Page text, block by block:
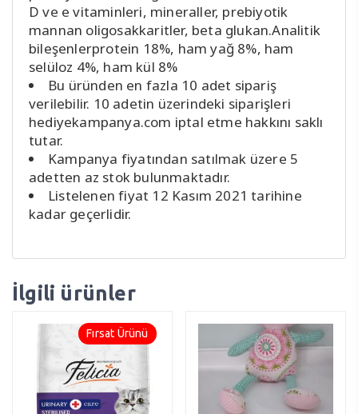
D ve e vitaminleri, mineraller, prebiyotik
mannan oligosakkaritler, beta glukan.Analitik
bileşenlerprotein 18%, ham yağ 8%, ham
selüloz 4%, ham kül 8%
Bu üründen en fazla 10 adet sipariş
verilebilir. 10 adetin üzerindeki siparişleri
hediyekampanya.com iptal etme hakkını saklı
tutar.
Kampanya fiyatından satılmak üzere 5
adetten az stok bulunmaktadır.
Listelenen fiyat 12 Kasım 2021 tarihine
kadar geçerlidir.
İlgili ürünler
Fırsat Ürünü